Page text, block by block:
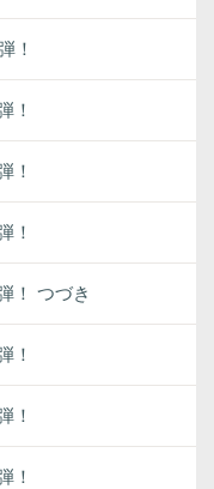
！
！
！
！
！ つづき
！
！
！